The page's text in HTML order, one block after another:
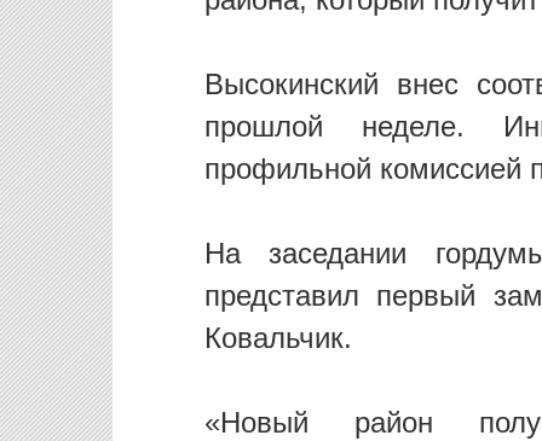
Высокинский внес
прошлой неделе.
профильной комиссией
На заседании
представил первый
Ковальчик.
«Новый район